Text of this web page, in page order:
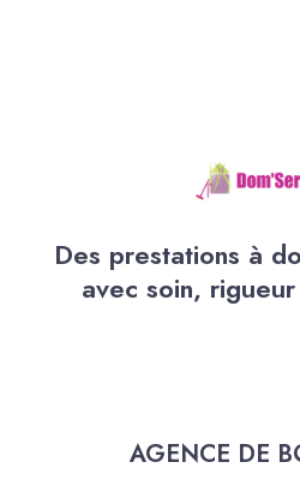
Des prestations à
avec soin,
AGENCE DE